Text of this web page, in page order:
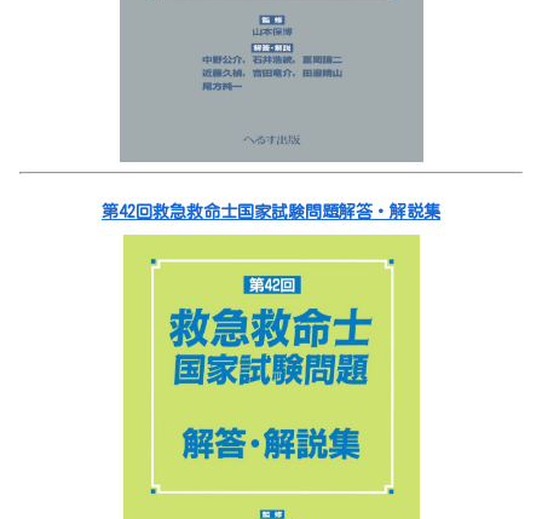
第42回救急救命士国家試験問題解答・解説集